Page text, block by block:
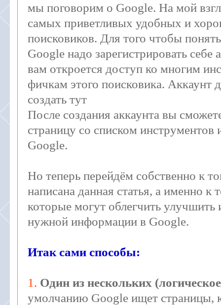
мы поговорим о Google. На мой
самых приветливых удобных и
поисковиков. Для того чтобы
Google надо зарегистрировать себе
вам откроется доступ ко многим
фичкам этого поисковика. Аккаунт
создать тут
После создания аккаунта вы
страницу со списком инструментов
Google.
Но теперь перейдём собственно к
написана данная статья, а именно к
которые могут облегчить улучшить
нужной информации в Google.
Итак сами способы:
1. Один из нескольких
умолчанию Google ищет страницы,